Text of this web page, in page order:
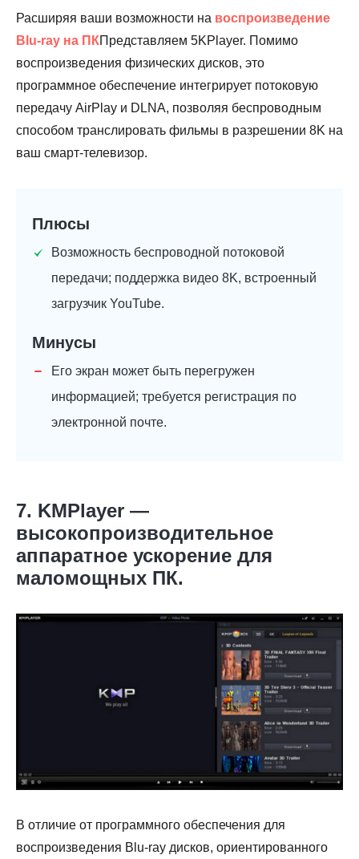
Расширяя ваши возможности на воспроизведение
Blu-ray на ПКПредставляем 5KPlayer. Помимо
воспроизведения физических дисков, это
программное обеспечение интегрирует потоковую
передачу AirPlay и DLNA, позволяя беспроводным
способом транслировать фильмы в разрешении 8K на
ваш смарт-телевизор.
Плюсы
Возможность беспроводной потоковой
передачи; поддержка видео 8K, встроенный
загрузчик YouTube.
Минусы
Его экран может быть перегружен
информацией; требуется регистрация по
электронной почте.
7. KMPlayer —
высокопроизводительное
аппаратное ускорение для
маломощных ПК.
В отличие от программного обеспечения для
воспроизведения Blu-ray дисков, ориентированного